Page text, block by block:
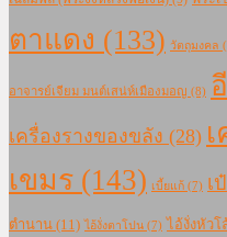
ตาแดง (133) วัตถุมงคล
อาจารย์เจียม มนต์เสน่ห์เมืองมอญ (8)
เครื่องรางของขลัง (28)
เขมร (143) เบี้ยแก้ (7) เ
ตำนาน (11) ไอ้งั่งตาโปน (7) ไอ้งั่งหัว